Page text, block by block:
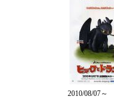
2010/08/07～